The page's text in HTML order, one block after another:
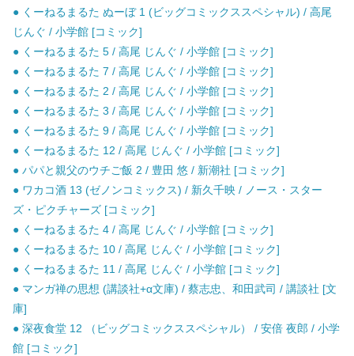
● くーねるまるた ぬーぼ 1 (ビッグコミックススペシャル) / 高尾
じんぐ / 小学館 [コミック]
● くーねるまるた 5 / 高尾 じんぐ / 小学館 [コミック]
● くーねるまるた 7 / 高尾 じんぐ / 小学館 [コミック]
● くーねるまるた 2 / 高尾 じんぐ / 小学館 [コミック]
● くーねるまるた 3 / 高尾 じんぐ / 小学館 [コミック]
● くーねるまるた 9 / 高尾 じんぐ / 小学館 [コミック]
● くーねるまるた 12 / 高尾 じんぐ / 小学館 [コミック]
● パパと親父のウチご飯 2 / 豊田 悠 / 新潮社 [コミック]
● ワカコ酒 13 (ゼノンコミックス) / 新久千映 / ノース・スター
ズ・ピクチャーズ [コミック]
● くーねるまるた 4 / 高尾 じんぐ / 小学館 [コミック]
● くーねるまるた 10 / 高尾 じんぐ / 小学館 [コミック]
● くーねるまるた 11 / 高尾 じんぐ / 小学館 [コミック]
● マンガ禅の思想 (講談社+α文庫) / 蔡志忠、和田武司 / 講談社 [文
庫]
● 深夜食堂 12 （ビッグコミックススペシャル） / 安倍 夜郎 / 小学
館 [コミック]